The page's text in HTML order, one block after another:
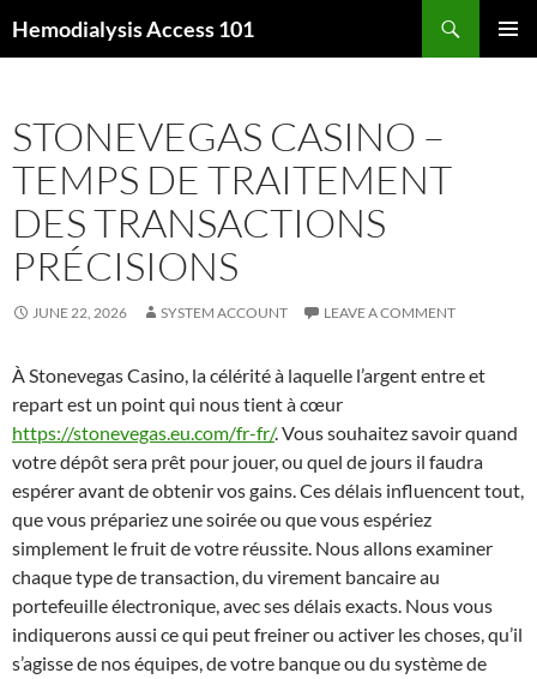
toHemodialysis Access 101
STONEVEGAS CASINO –
TEMPS DE TRAITEMENT
DES TRANSACTIONS
PRÉCISIONS
JUNE 22, 2026 SYSTEM ACCOUNT LEAVE A COMMENT
À Stonevegas Casino, la célérité à laquelle l’argent entre et
repart est un point qui nous tient à cœur
https://stonevegas.eu.com/fr-fr/. Vous souhaitez savoir quand
votre dépôt sera prêt pour jouer, ou quel de jours il faudra
espérer avant de obtenir vos gains. Ces délais influencent tout,
que vous prépariez une soirée ou que vous espériez
simplement le fruit de votre réussite. Nous allons examiner
chaque type de transaction, du virement bancaire au
portefeuille électronique, avec ses délais exacts. Nous vous
indiquerons aussi ce qui peut freiner ou activer les choses, qu’il
s’agisse de nos équipes, de votre banque ou du système de